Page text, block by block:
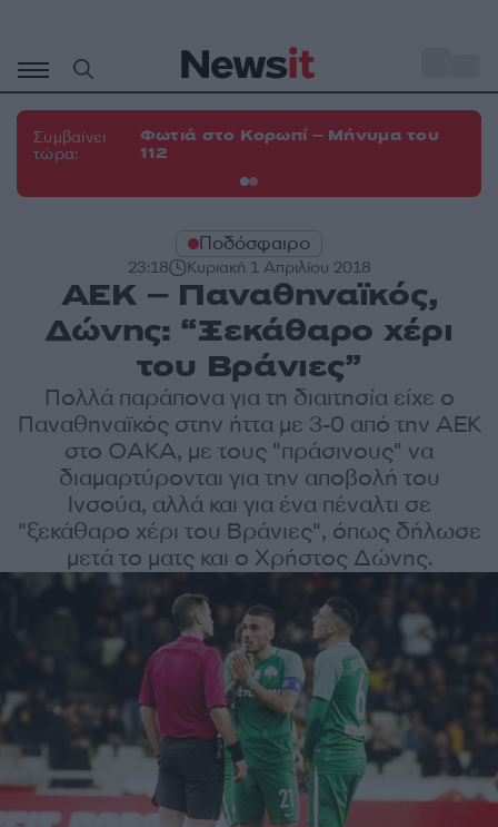
περιεχόμενο
Συμβαίνει
τώρα:
Φωτιά στο Κορωπί – Μήνυμα του
112
Ποδόσφαιρο
23:18 Κυριακή 1 Απριλίου 2018
ΑΕΚ – Παναθηναϊκός,
Δώνης: “Ξεκάθαρο χέρι
του Βράνιες”
Πολλά παράπονα για τη διαιτησία είχε ο
Παναθηναϊκός στην ήττα με 3-0 από την ΑΕΚ
στο ΟΑΚΑ, με τους "πράσινους" να
διαμαρτύρονται για την αποβολή του
Ινσούα, αλλά και για ένα πέναλτι σε
"ξεκάθαρο χέρι του Βράνιες", όπως δήλωσε
μετά το ματς και ο Χρήστος Δώνης.